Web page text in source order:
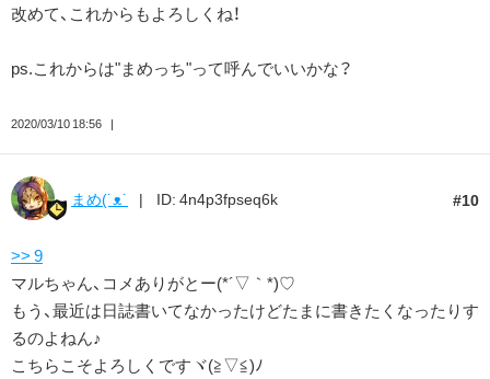
改めて、これからもよろしくね！
ps.これからは"まめっち"って呼んでいいかな？
2020/03/10 18:56
10
まめ(˙ᴥ˙ ID: 4n4p3fpseq6k
>> 9
マルちゃん、コメありがとー(*´▽｀*)♡
もう、最近は日誌書いてなかったけどたまに書きたくなったりす
るのよねん♪
こちらこそよろしくですヾ(≧▽≦)ﾉ